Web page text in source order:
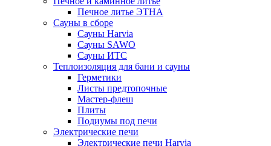
Печное литье ЭТНА
Сауны в сборе
Cауны Harvia
Сауны SAWO
Сауны ИТС
Теплоизоляция для бани и сауны
Герметики
Листы предтопочные
Мастер-флеш
Плиты
Подиумы под печи
Электрические печи
Электрические печи Harvia